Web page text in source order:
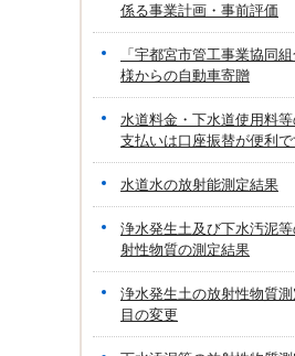
係る事業計画・事前評価
「宇都宮市管工事業協同組
様からの自動車寄贈
水道料金・下水道使用料等
支払いは口座振替が便利で
水道水の放射能測定結果
浄水発生土及び下水汚泥
射性物質の測定結果
浄水発生土の放射性物質
目の変更